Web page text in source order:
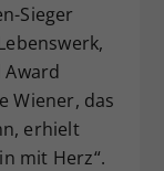
Sieger
Award
Wiener, das
erhielt
mit Herz“.